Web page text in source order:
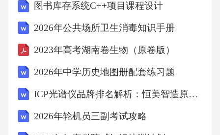
C.制作航天服使用的聚酰胺合成纤维
D.制造火箭使用的第三代铝锂合金
【答案】D
【详解】A、碳纤维复合材料由碳纤维与树脂等
图书库存系统C++项目课程设计
2026年公共场所卫生消毒知识手册
2023年高考湖南卷生物（原卷版）
2026年中学历史地图册配套练习题
ICP光谱仪品牌排名解析：恒美智造原子发射光谱仪与国际品牌对比
2026年轮机员三副考试攻略